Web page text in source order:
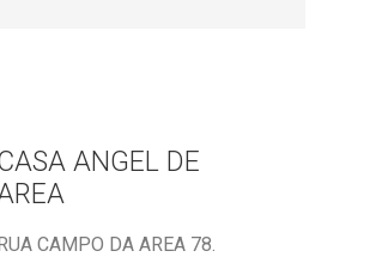
ANGEL DE
CAMPO DA AREA 78.